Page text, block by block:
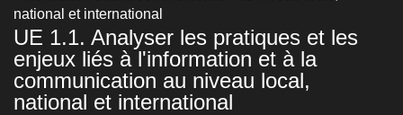
national et international
UE 1.1. Analyser les pratiques et les
enjeux liés à l'information et à la
communication au niveau local,
national et international